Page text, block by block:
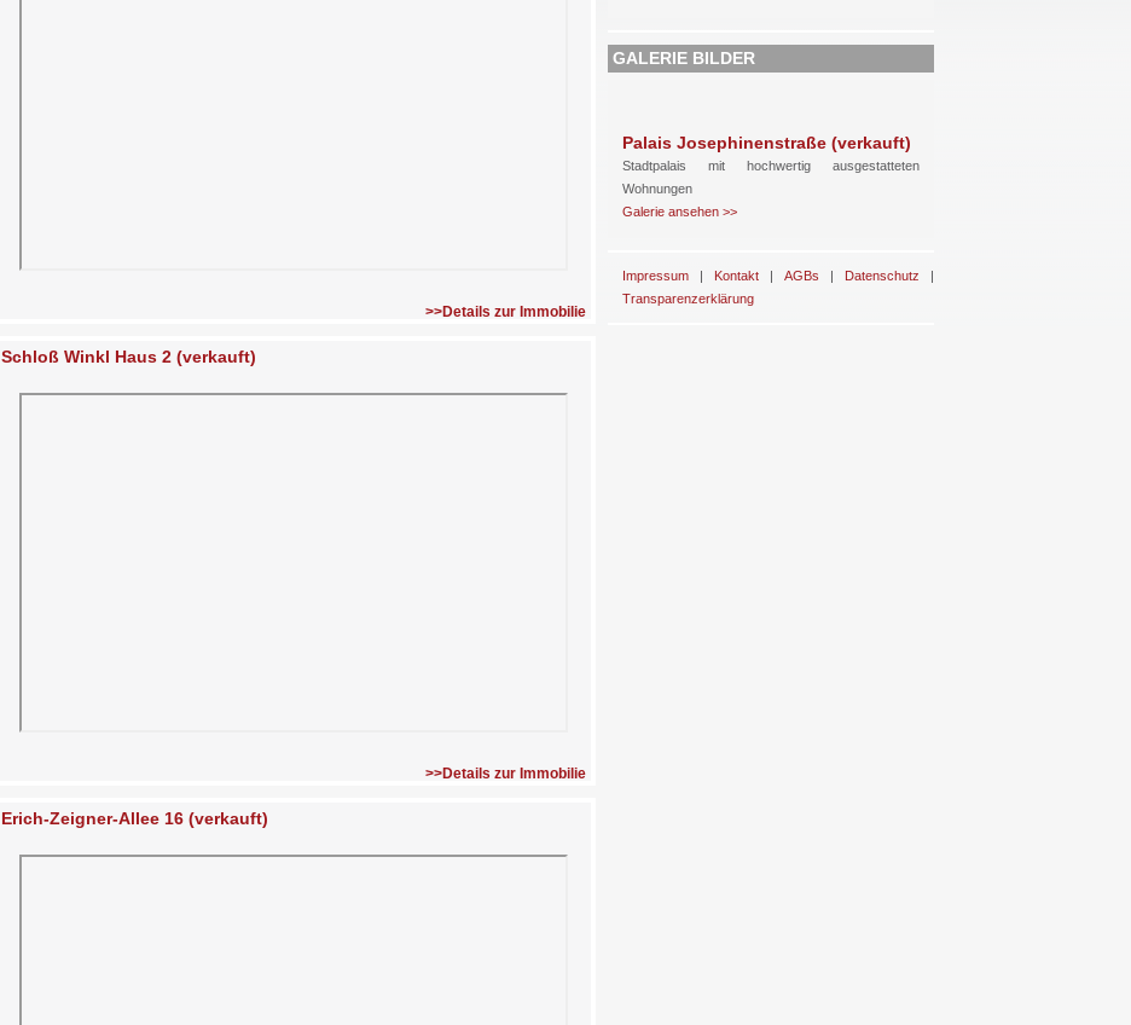
>>Details zur Immobilie
Schloß Winkl Haus 2 (verkauft)
>>Details zur Immobilie
Erich-Zeigner-Allee 16 (verkauft)
GALERIE BILDER
Palais Josephinenstraße (verkauft)
Stadtpalais mit hochwertig ausgestatteten
Wohnungen
Galerie ansehen >>
Impressum | Kontakt | AGBs | Datenschutz |
Transparenzerklärung